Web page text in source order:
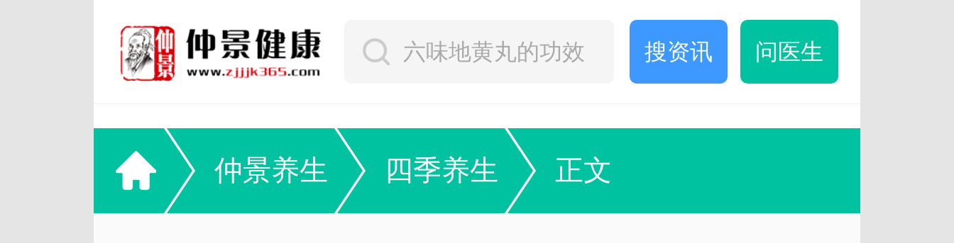
搜资讯 问医生
仲景养生 四季养生 正文